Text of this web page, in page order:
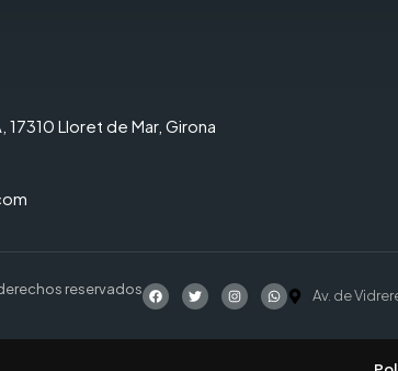
17310 Lloret de Mar, Girona
reservados Av. de